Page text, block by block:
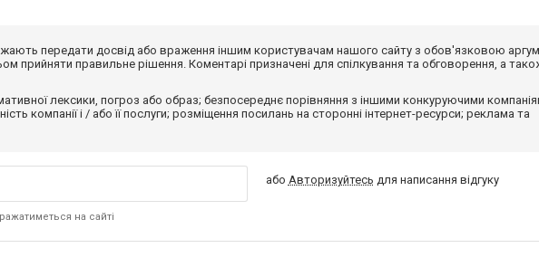
передати досвід або враження іншим користувачам нашого сайту з обов'язковою
прийняти правильне рішення. Коментарі призначені для спілкування та обговорення, а
лексики, погроз або образ; безпосереднє порівняння з іншими конкуруючими
компанії і / або її послуги; розміщення посилань на сторонні інтернет-ресурси; реклама та
на сайті
або Авторизуйтесь для написання відгуку